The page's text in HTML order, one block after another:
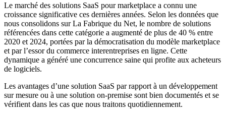
Le marché des solutions SaaS pour marketplace a connu une
croissance significative ces dernières années. Selon les données que
nous consolidons sur La Fabrique du Net, le nombre de solutions
référencées dans cette catégorie a augmenté de plus de 40 % entre
2020 et 2024, portées par la démocratisation du modèle marketplace
et par l’essor du commerce interentreprises en ligne. Cette
dynamique a généré une concurrence saine qui profite aux acheteurs
de logiciels.
Les avantages d’une solution SaaS par rapport à un développement
sur mesure ou à une solution on-premise sont bien documentés et se
vérifient dans les cas que nous traitons quotidiennement.